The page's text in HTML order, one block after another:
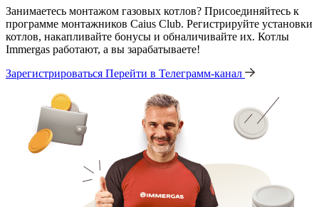
Занимаетесь монтажом газовых котлов? Присоединяйтесь к
программе монтажников Caius Club. Регистрируйте установки
котлов, накапливайте бонусы и обналичивайте их. Котлы
Immergas работают, а вы зарабатываете!
Зарегистрироваться Перейти в Телеграмм-канал